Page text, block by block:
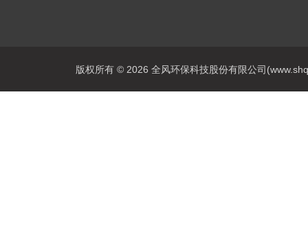
版权所有 © 2026 全风环保科技股份有限公司